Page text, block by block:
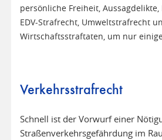
persönliche Freiheit,
EDV-Strafrecht, Umweltstrafrecht
Wirtschaftsstraftaten, um nur
Verkehrsstrafrecht
Schnell ist der Vorwurf einer
Straßenverkehrsgefährdung im